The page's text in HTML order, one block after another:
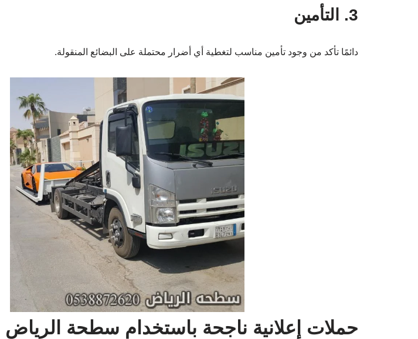
3. التأمين
دائمًا تأكد من وجود تأمين مناسب لتغطية أي أضرار محتملة على البضائع المنقولة.
حملات إعلانية ناجحة باستخدام سطحة الرياض